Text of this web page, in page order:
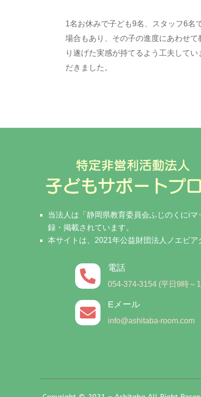
1名お休みで子ども9名、スタッフ6名
場合もあり、その子の進度にあわせ
り遂げた実感が持てるよう工夫して
だきました。
当法人は「静岡県教育委員会ふじのくにi
録・掲載されています。
本サイトは、2021年公益財団法人ノエビア

電話
054-374-3154 (平日9時～

Eメール
info@ashitaba-room.com